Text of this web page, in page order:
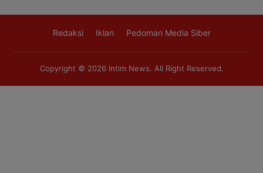
Redaksi Iklan Pedoman Media Siber
Copyright © 2026 Intim News. All Right Reserved.